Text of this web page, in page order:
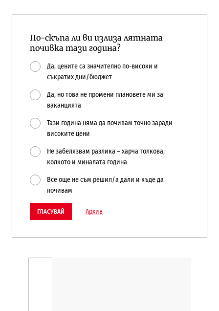
По-скъпа ли ви излиза лятната
почивка тази година?
Да, цените са значително по-високи и
съкратих дни/бюджет
Да, но това не промени плановете ми за
ваканцията
Тази година няма да почивам точно заради
високите цени
Не забелязвам разлика – харча толкова,
колкото и миналата година
Все още не съм решил/а дали и къде да
почивам
ГЛАСУВАЙ Архив